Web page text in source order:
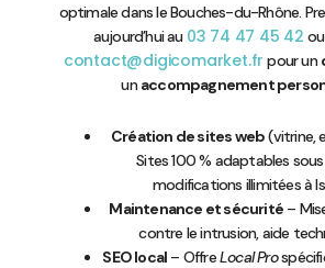
optimale dans le Bouches-du-Rhône.
aujourd’hui au 03 74 47 45 42
contact@digicomarket.fr pour un
unaccompagnement
Création de sites web(vitrine,
Sites 100 % adaptables
modifications illimitées à
Maintenance et sécurité –
contre le intrusion, aide
SEO local – OffreLocal Pro